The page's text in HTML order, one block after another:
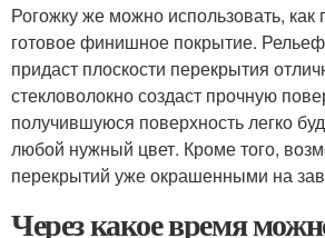
Рогожку же можно использовать, как
готовое финишное покрытие.
придаст плоскости перекрытия
стекловолокно создаст прочную
получившуюся поверхность легко
любой нужный цвет. Кроме того,
перекрытий уже окрашенными на
Через какое время